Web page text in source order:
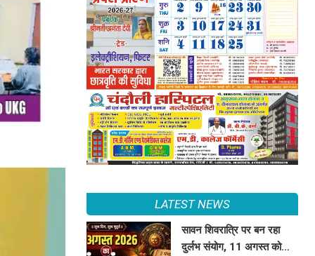
LATEST NEWS
सावन शिवरात्रि पर बन रहा
दुर्लभ संयोग, 11 अगस्त को